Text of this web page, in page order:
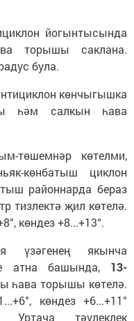
йогынтысында
торышы саклана.
була.
көнчыгышка
һәм салкын һава
төшемнәр көтелми,
көнбатыш циклон
районнарда бераз
тизлектә җил көтелә.
көндез +8...+13°.
үзәгенең якынча
атна башында, 13-
һава торышы көтелә.
көндез +6...+11°
тәүлеклек